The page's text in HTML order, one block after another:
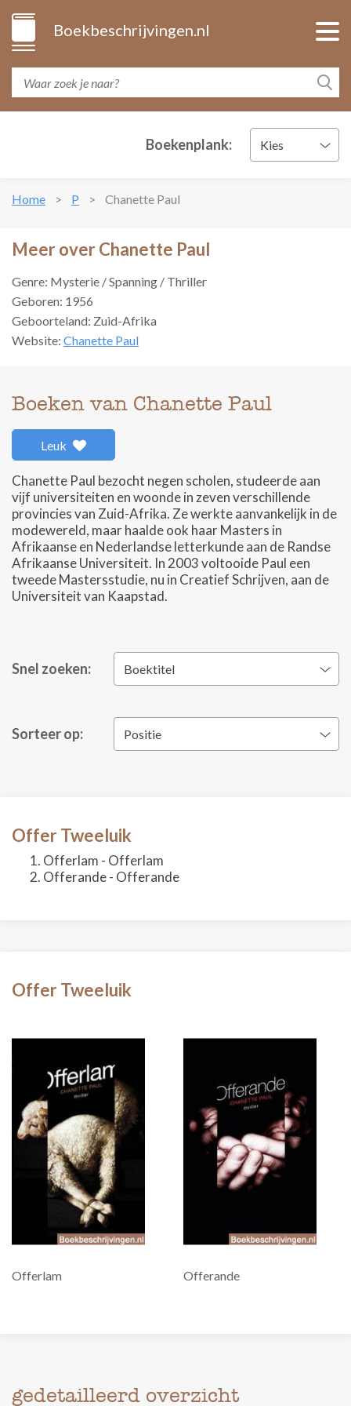
Boekbeschrijvingen.nl
Boekenplank: Kies
Home P Chanette Paul
Meer over Chanette Paul
Genre: Mysterie / Spanning / Thriller
Geboren: 1956
Geboorteland: Zuid-Afrika
Website: Chanette Paul
Boeken van Chanette Paul
Leuk
Chanette Paul bezocht negen scholen, studeerde aan
vijf universiteiten en woonde in zeven verschillende
provincies van Zuid-Afrika. Ze werkte aanvankelijk in de
modewereld, maar haalde ook haar Masters in
Afrikaanse en Nederlandse letterkunde aan de Randse
Afrikaanse Universiteit. In 2003 voltooide Paul een
tweede Mastersstudie, nu in Creatief Schrijven, aan de
Universiteit van Kaapstad.
Snel zoeken: Boektitel
Sorteer op: Positie
Offer Tweeluik
Offerlam - Offerlam
Offerande - Offerande
Offer Tweeluik
Offerlam Offerande
gedetailleerd overzicht